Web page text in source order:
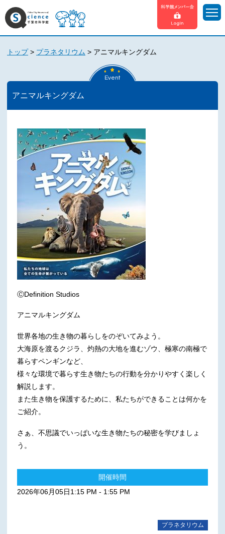
トップ> プラネタリウム > アニマルキングダム
Event
アニマルキングダム
ⒸDefinition Studios
アニマルキングダム
世界各地の生き物の暮らしをのぞいてみよう。
大海原を渡るクジラ、灼熱の大地を進むゾウ、極寒の南極で
暮らすペンギンなど、
様々な環境で暮らす生き物たちの行動を分かりやすく楽しく
解説します。
また生き物を保護するために、私たちができることは何かを
ご紹介。
さぁ、不思議でいっぱいな生き物たちの秘密を学びましょ
う。
開催時間
2026年06月05日1:15 PM - 1:55 PM
プラネタリウム